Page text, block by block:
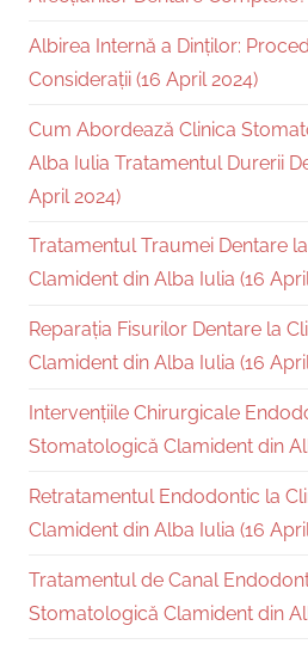
Albirea Internă a Dinților:
Considerații (16 April 2024)
Cum Abordează Clinica
Alba Iulia Tratamentul Durerii
April 2024)
Tratamentul Traumei Dentare
Clamident din Alba Iulia (16
Reparația Fisurilor Dentare la
Clamident din Alba Iulia (16
Intervențiile Chirurgicale
Stomatologică Clamident din
Retratamentul Endodontic la
Clamident din Alba Iulia (16
Tratamentul de Canal
Stomatologică Clamident din